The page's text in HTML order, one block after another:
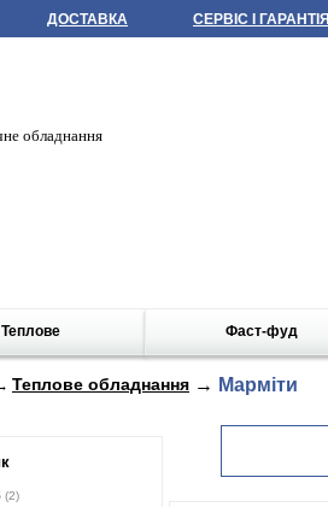
ДОСТАВКА СЕРВІС І ГАРАНТІЯ
обладнання
Теплове Фаст-фуд
Теплове обладнання → Марміти
(2)